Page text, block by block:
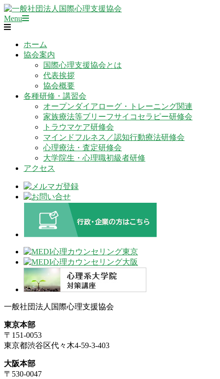
Skip
to
content
一
般
Primary
Navigation
Menu
ホーム
協会案内
国際心理支援協会とは
代表挨拶
協会概要
各種研修・講習会
オープンダイアローグ・トレーニング関連
家族療法等ブリーフサイコセラピー研修会
トラウマケア研修会
マインドフルネス／認知行動療法研修会
心理療法・査定研修会
大学院生・心理職初級者研修
アクセス
一般社団法人国際心理支援協会
東京本部
〒151-0053
東京都渋谷区代々木4-59-3-403
大阪本部
〒530-0047